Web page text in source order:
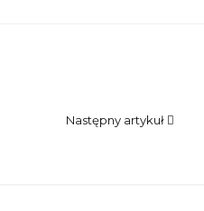
Następny artykuł